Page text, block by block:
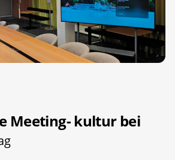
Meeting- kultur bei